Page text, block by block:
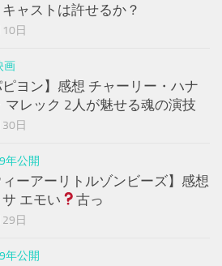
ャストは許せるか？
日
画
ヨン】感想 チャーリー・ハナ
マレック 2人が魅せる魂の演技
日
年公開
ーアーリトルゾンビーズ】感想
エモい
古っ
日
年公開